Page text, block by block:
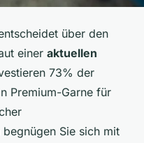
über den
einer aktuellen
73% der
Premium-Garne für
Sie sich mit